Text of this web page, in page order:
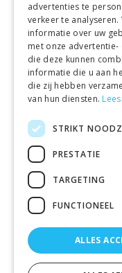
GRATIS
HANDIGE LINKS
WINKELS IN ANDERE
advertenties te
verkeer te analyseren.
informatie over uw
met onze advertentie-
die deze kunnen
informatie die u aan
die zij hebben
van hun diensten.
STRIKT
PRESTATIE
TARGETING
FUNCTIONEEL
ALLES